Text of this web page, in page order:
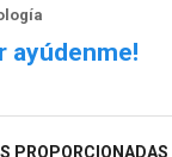
ayúdenme!
PROPORCIONADAS